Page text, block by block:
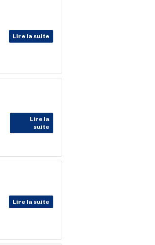
Lire la suite
Lire la
suite
Lire la suite